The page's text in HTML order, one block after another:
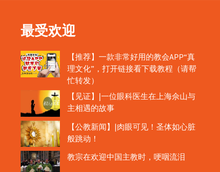
最受欢迎
【推荐】一款非常好用的教会APP“真
理文化”，打开链接看下载教程（请帮
忙转发）
【见证】|一位眼科医生在上海佘山与
主相遇的故事
【公教新闻】|肉眼可见！圣体如心脏
般跳动！
教宗在欢迎中国主教时，哽咽流泪